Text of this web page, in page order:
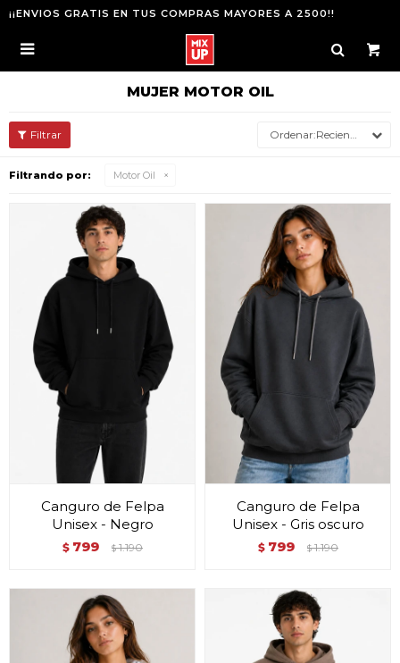
¡¡ENVIOS GRATIS EN TUS COMPRAS MAYORES A 2500!!

MUJER MOTOR OIL
Recientes
Filtrando por: Motor Oil
Canguro de Felpa
Unisex - Negro
$ 799 $ 1.190
Canguro de Felpa
Unisex - Gris oscuro
$ 799 $ 1.190